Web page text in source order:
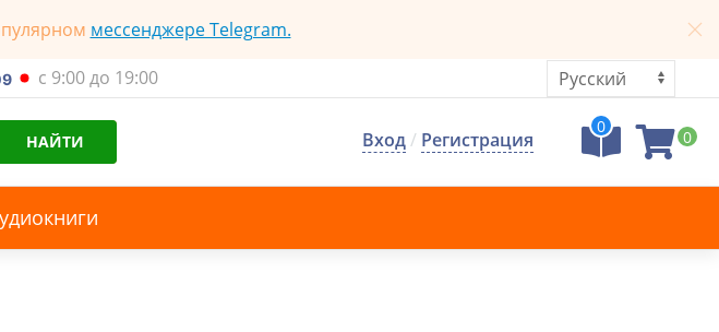
мессенджере Telegram.
с 9:00 до 19:00
НАЙТИ Вход/ Регистрация
0
0